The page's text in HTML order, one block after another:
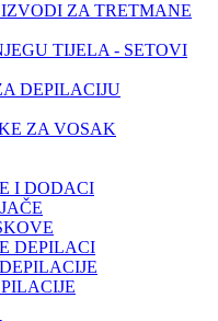
ZA TRETMANE
TIJELA - SETOVI
DEPILACIJU
ZA VOSAK
I DODACI
DEPILACI